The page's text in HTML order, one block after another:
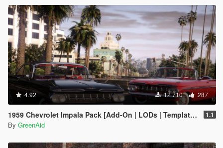
4.92 12 710 287
1959 Chevrolet Impala Pack [Add-On | LODs | Template | VehFuncsV] 1.1
By GreenAid